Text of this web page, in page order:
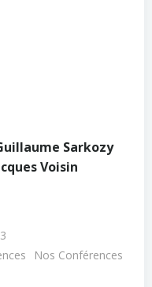
Sarkozy
Voisin
Nos Conférences